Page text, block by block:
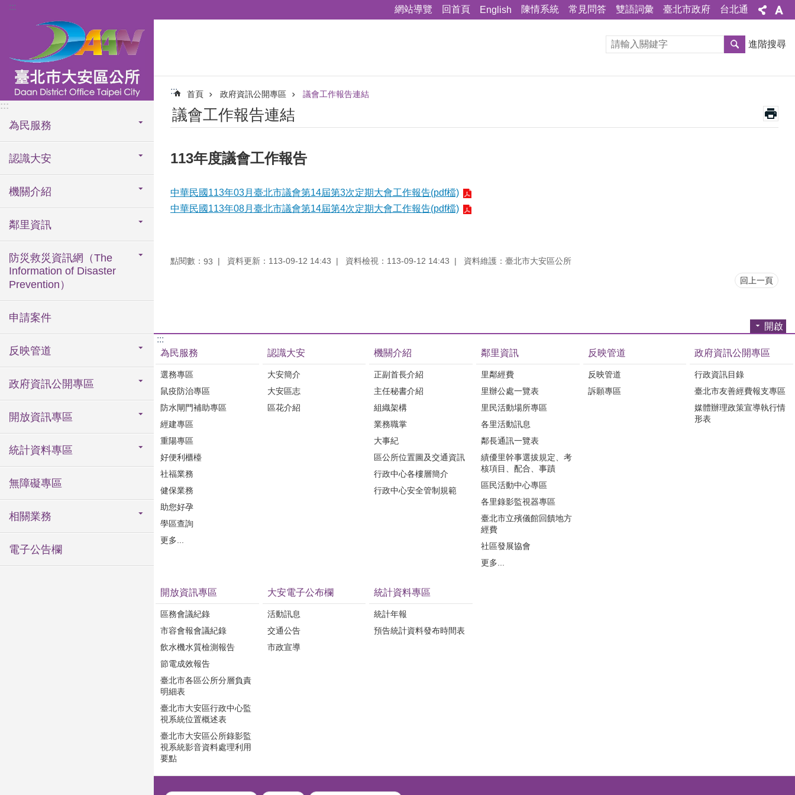
跳到主要內容區塊
::: 網站導覽 回首頁 English 陳情系統 常見問答 雙語詞彙 臺北市政府 台北通
:::
為民服務
認識大安
機關介紹
鄰里資訊
防災救災資訊網（The
Information of Disaster
Prevention）
申請案件
反映管道
政府資訊公開專區
開放資訊專區
統計資料專區
無障礙專區
相關業務
電子公告欄
進階搜尋
::: 首頁 政府資訊公開專區 議會工作報告連結
議會工作報告連結
113年度議會工作報告
中華民國113年03月臺北市議會第14屆第3次定期大會工作報告(pdf檔)
中華民國113年08月臺北市議會第14屆第4次定期大會工作報告(pdf檔)
點閱數： 93 資料更新：113-09-12 14:43 資料檢視：113-09-12 14:43 資料維護：臺北市大安區公所
回上一頁
開啟
:::
為民服務
選務專區
鼠疫防治專區
防水閘門補助專區
經建專區
重陽專區
好便利櫃檯
社福業務
健保業務
助您好孕
學區查詢
更多...
認識大安
大安簡介
大安區志
區花介紹
機關介紹
正副首長介紹
主任秘書介紹
組織架構
業務職掌
大事紀
區公所位置圖及交通資訊
行政中心各樓層簡介
行政中心安全管制規範
鄰里資訊
里鄰經費
里辦公處一覽表
里民活動場所專區
各里活動訊息
鄰長通訊一覽表
績優里幹事選拔規定、考
核項目、配合、事蹟
區民活動中心專區
各里錄影監視器專區
臺北市立殯儀館回饋地方
經費
社區發展協會
更多...
反映管道
反映管道
訴願專區
政府資訊公開專區
行政資訊目錄
臺北市友善經費報支專區
媒體辦理政策宣導執行情
形表
開放資訊專區
區務會議紀錄
市容會報會議紀錄
飲水機水質檢測報告
節電成效報告
臺北市各區公所分層負責
明細表
臺北市大安區行政中心監
視系統位置概述表
臺北市大安區公所錄影監
視系統影音資料處理利用
要點
大安電子公布欄
活動訊息
交通公告
市政宣導
統計資料專區
統計年報
預告統計資料發布時間表